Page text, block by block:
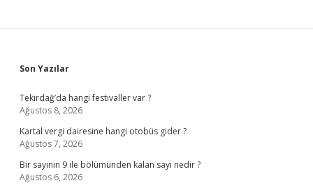
Sidebar
Son Yazılar
Tekirdağ’da hangi festivaller var ?
Ağustos 8, 2026
Kartal vergi dairesine hangi otobüs gider ?
Ağustos 7, 2026
Bir sayının 9 ile bölümünden kalan sayı nedir ?
Ağustos 6, 2026